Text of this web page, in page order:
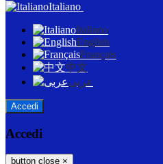
Italiano
Italiano
English
Français
中文
عربى
Accedi
Accedi
button close ×